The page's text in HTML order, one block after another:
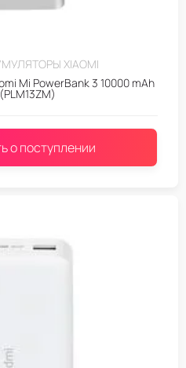
XIAOMI
Mi PowerBank 3 10000 mAh
о поступлении